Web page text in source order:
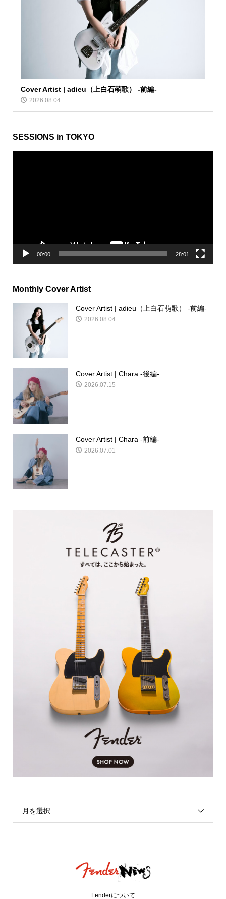
Cover Artist | adieu（上白石萌歌） -前編-
2026.08.04
SESSIONS in TOKYO
00:00 28:01
Monthly Cover Artist
Cover Artist | adieu（上白石萌歌） -前編-
2026.08.04
Cover Artist | Chara -後編-
2026.07.15
Cover Artist | Chara -前編-
2026.07.01
月を選択
Fenderについて